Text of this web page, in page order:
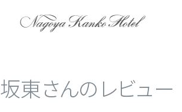
坂東さんのレビュー